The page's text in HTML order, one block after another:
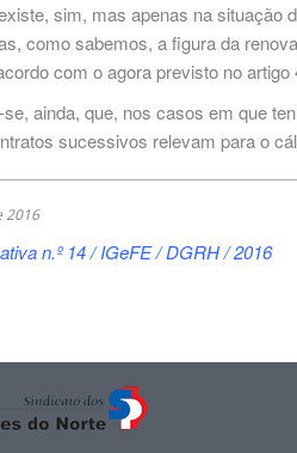
sim, mas apenas na situação
como sabemos, a figura da
com o agora previsto no
ainda, que, nos casos em que
sucessivos relevam para o
2016
n.º 14 / IGeFE / DGRH / 2016